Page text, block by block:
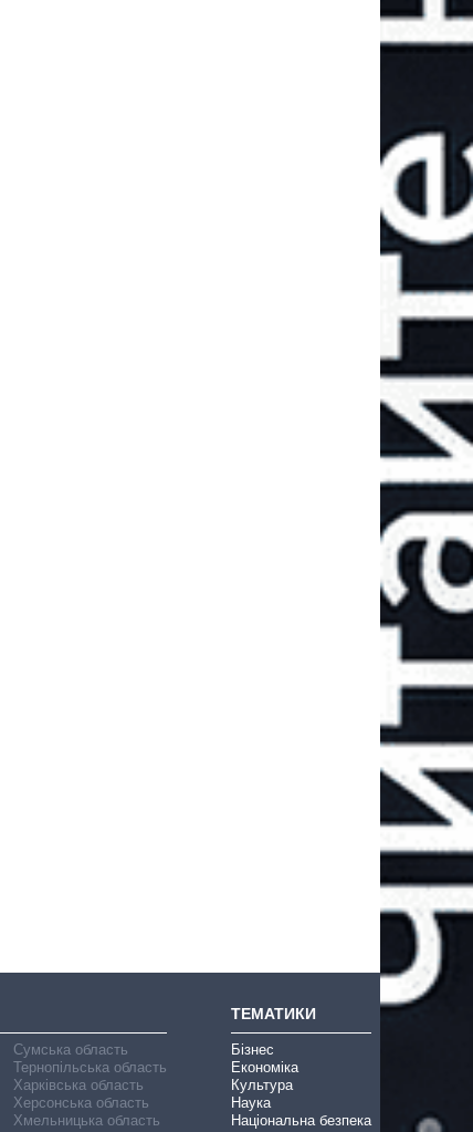
Сумська область
Тернопільська область
Харківська область
Херсонська область
Хмельницька область
ТЕМАТИКИ
Бізнес
Економіка
Культура
Наука
Національна безпека